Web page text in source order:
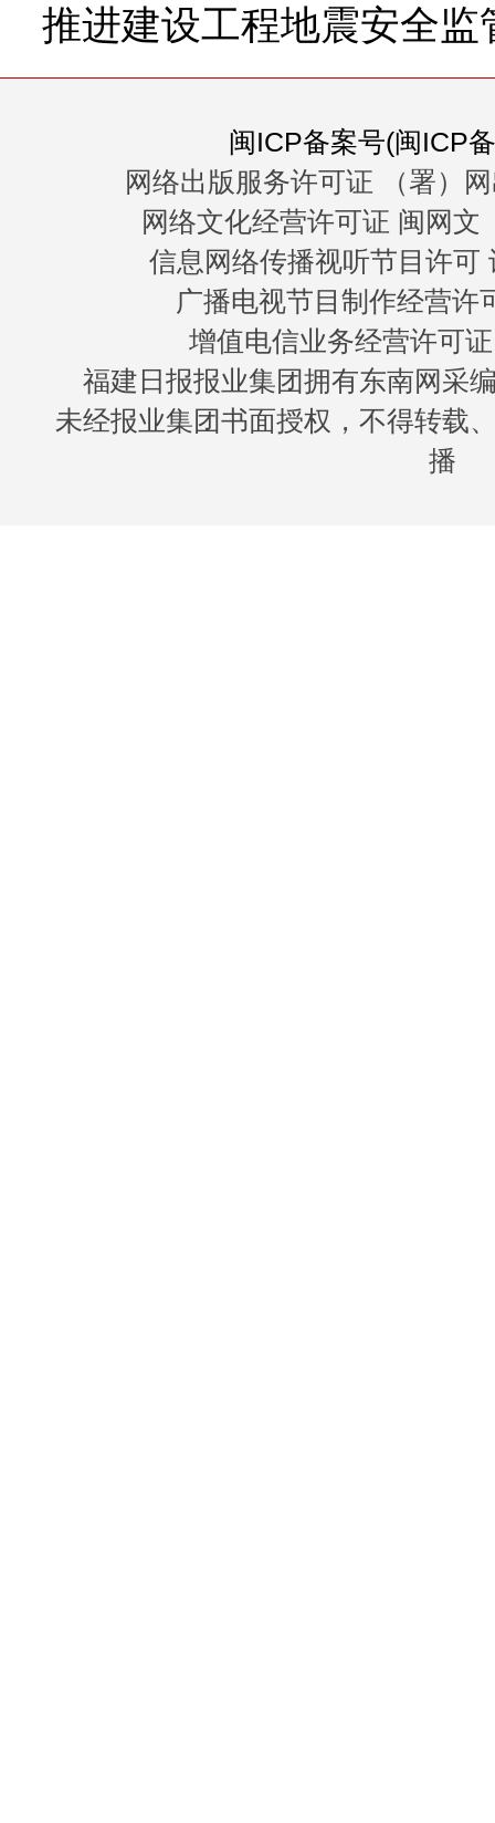
推进建设工程地震安全
闽ICP备案号(闽ICP
网络出版服务许可证 （署）
网络文化经营许可证 闽网文
信息网络传播视听节目许可
广播电视节目制作经营许
增值电信业务经营许可
福建日报报业集团拥有东南网采
未经报业集团书面授权，不得转载
播